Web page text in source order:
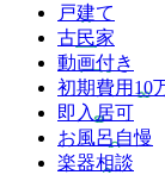
戸建て
古民家
動画付き
初期費用10
即入居可
お風呂自慢
楽器相談